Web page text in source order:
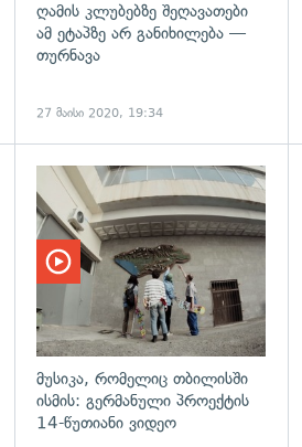
ღამის კლუბებზე შეღავათები
ამ ეტაპზე არ განიხილება —
თურნავა
27 მაისი 2020, 19:34
გადახედვა
მუსიკა, რომელიც თბილისში
ისმის: გერმანული პროექტის
14-წუთიანი ვიდეო